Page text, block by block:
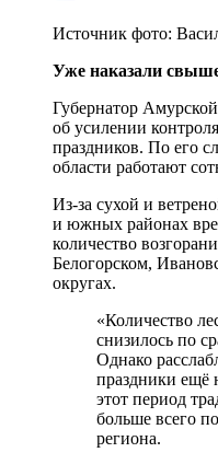
Источник фото:
Уже наказали
Губернатор
об усилении
праздников. По его
области работают
Из-за сухой и
и южных районах
количество
Белогорском,
округах.
«Количество
снизилось по
Однако
праздники ещё
этот период
больше всего
региона.